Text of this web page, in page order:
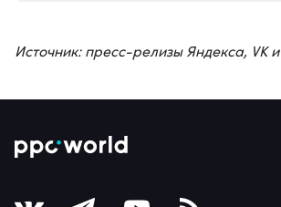
Источник: пресс-релизы Яндекса, VK и